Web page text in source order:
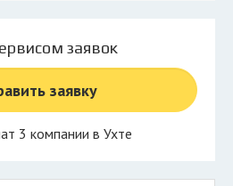
заявок
заявку
3 компании в Ухте